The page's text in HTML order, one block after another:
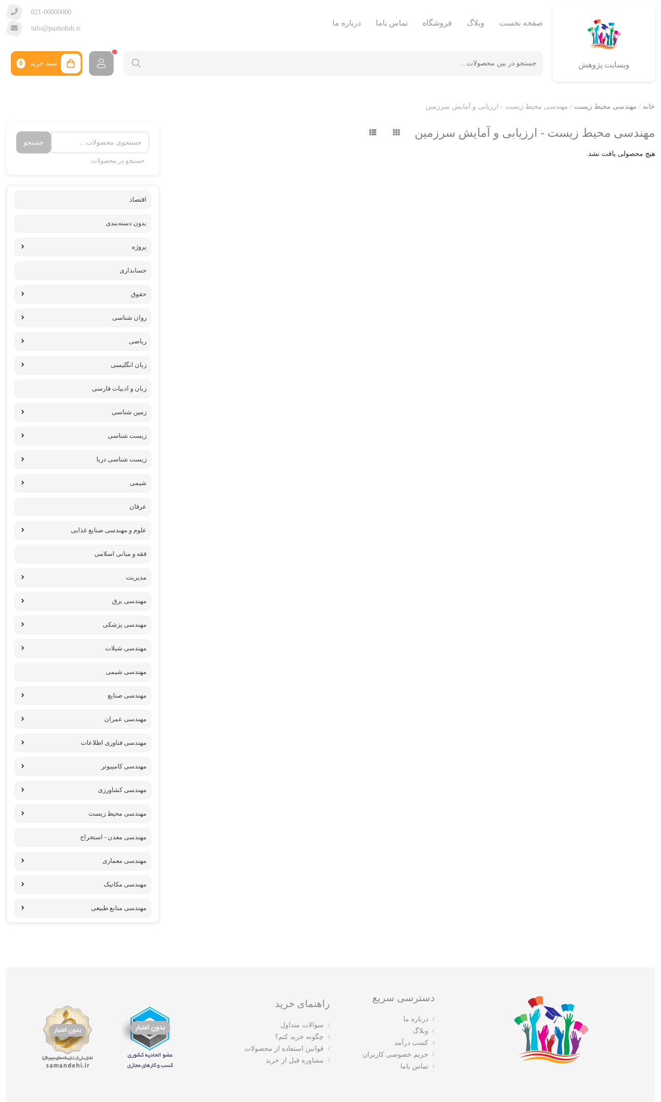
وبسایت پژوهش
صفحه نخست وبلاگ فروشگاه تماس باما درباره ما
021-00000000
info@pazhohsh.ir
سبد خرید 0
خانه / مهندسی محیط زیست / مهندسی محیط زیست - ارزیابی و آمایش سرزمین
مهندسی محیط زیست - ارزیابی و آمایش سرزمین
هیچ محصولی یافت نشد.
جستجو
جستجو در محصولات
اقتصاد
بدون دسته‌بندی
پروژه‌
حسابداری
حقوق
روان شناسی
ریاضی
زبان انگلیسی
زبان و ادبیات فارسی
زمین شناسی
زیست شناسی
زیست شناسی دریا
شیمی
عرفان
علوم و مهندسی صنایع غذایی
فقه و مبانی اسلامی
مدیریت
مهندسی برق
مهندسی پزشکی
مهندسی شیلات
مهندسی شیمی
مهندسی صنایع
مهندسی عمران
مهندسی فناوری اطلاعات
مهندسی کامپیوتر
مهندسی کشاورزی
مهندسی محیط زیست
مهندسی معدن - استخراج
مهندسی معماری
مهندسی مکانیک
مهندسی منابع طبیعی
دسترسی سریع
درباره ما
وبلاگ
کسب درآمد
حریم خصوصی کاربران
تماس باما
راهنمای خرید
سوالات متداول
چگونه خرید کنم؟
قوانین استفاده از محصولات
مشاوره قبل از خرید